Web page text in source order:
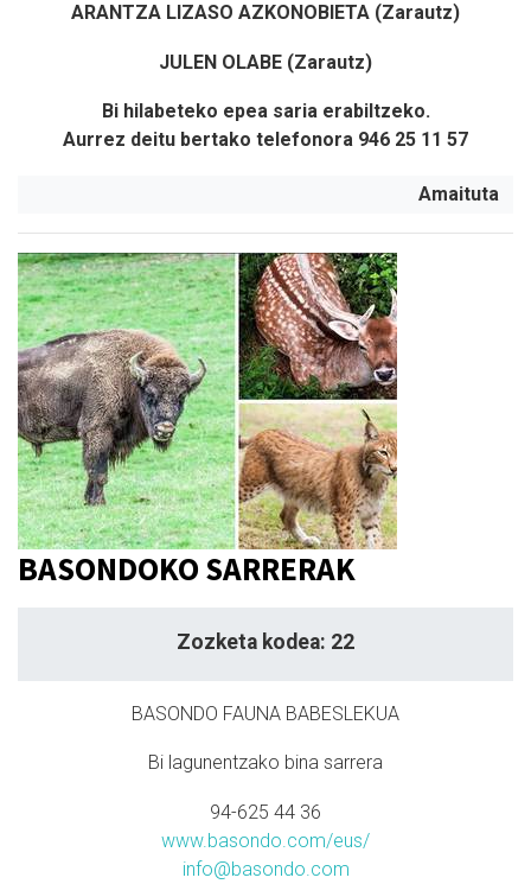
ARANTZA LIZASO AZKONOBIETA (Zarautz)
JULEN OLABE (Zarautz)
Bi hilabeteko epea saria erabiltzeko.
Aurrez deitu bertako telefonora 946 25 11 57
Amaituta
BASONDOKO SARRERAK
Zozketa kodea: 22
BASONDO FAUNA BABESLEKUA
Bi lagunentzako bina sarrera
94-625 44 36
www.basondo.com/eus/
info@basondo.com